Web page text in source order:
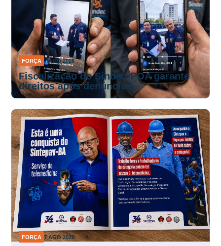
FORÇA 7 AGO 2026
Fiscalização do Sindec-POA garante
direitos após denúncias
FORÇA 7 AGO 2026